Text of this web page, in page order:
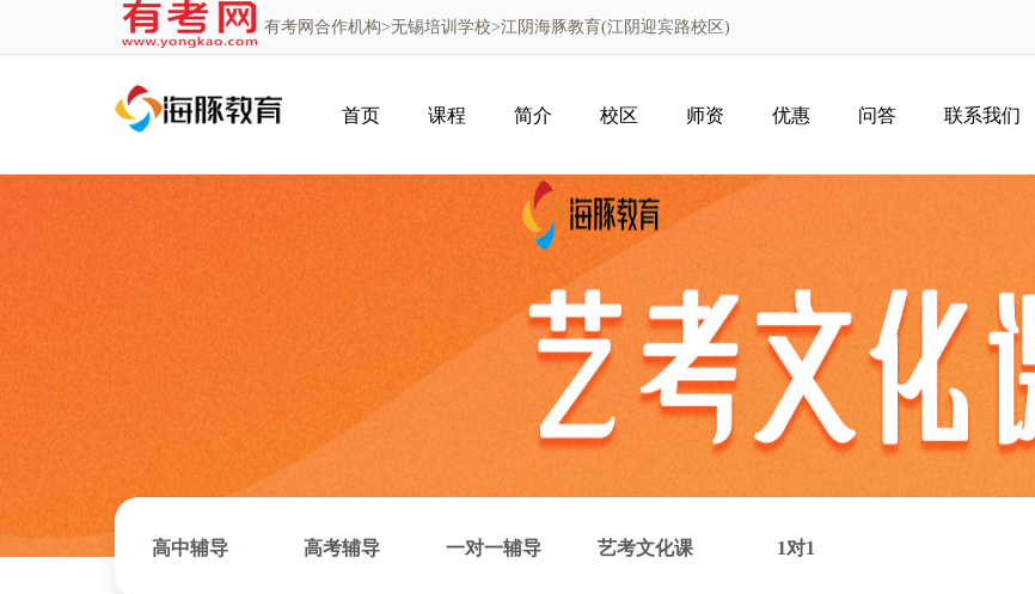
有考网 合作机构>无锡培训学校>江阴海豚教育(江阴迎宾路校区)
首页 课程 简介 校区 师资 优惠 问答 联系我们
高中辅导 高考辅导 一对一辅导 艺考文化课 1对1